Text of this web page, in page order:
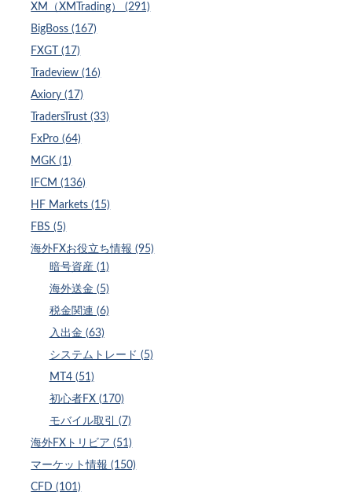
XM（XMTrading） (291)
BigBoss (167)
FXGT (17)
Tradeview (16)
Axiory (17)
TradersTrust (33)
FxPro (64)
MGK (1)
IFCM (136)
HF Markets (15)
FBS (5)
海外FXお役立ち情報 (95)
暗号資産 (1)
海外送金 (5)
税金関連 (6)
入出金 (63)
システムトレード (5)
MT4 (51)
初心者FX (170)
モバイル取引 (7)
海外FXトリビア (51)
マーケット情報 (150)
CFD (101)